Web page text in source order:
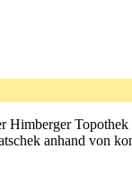
Himberger
anhand von